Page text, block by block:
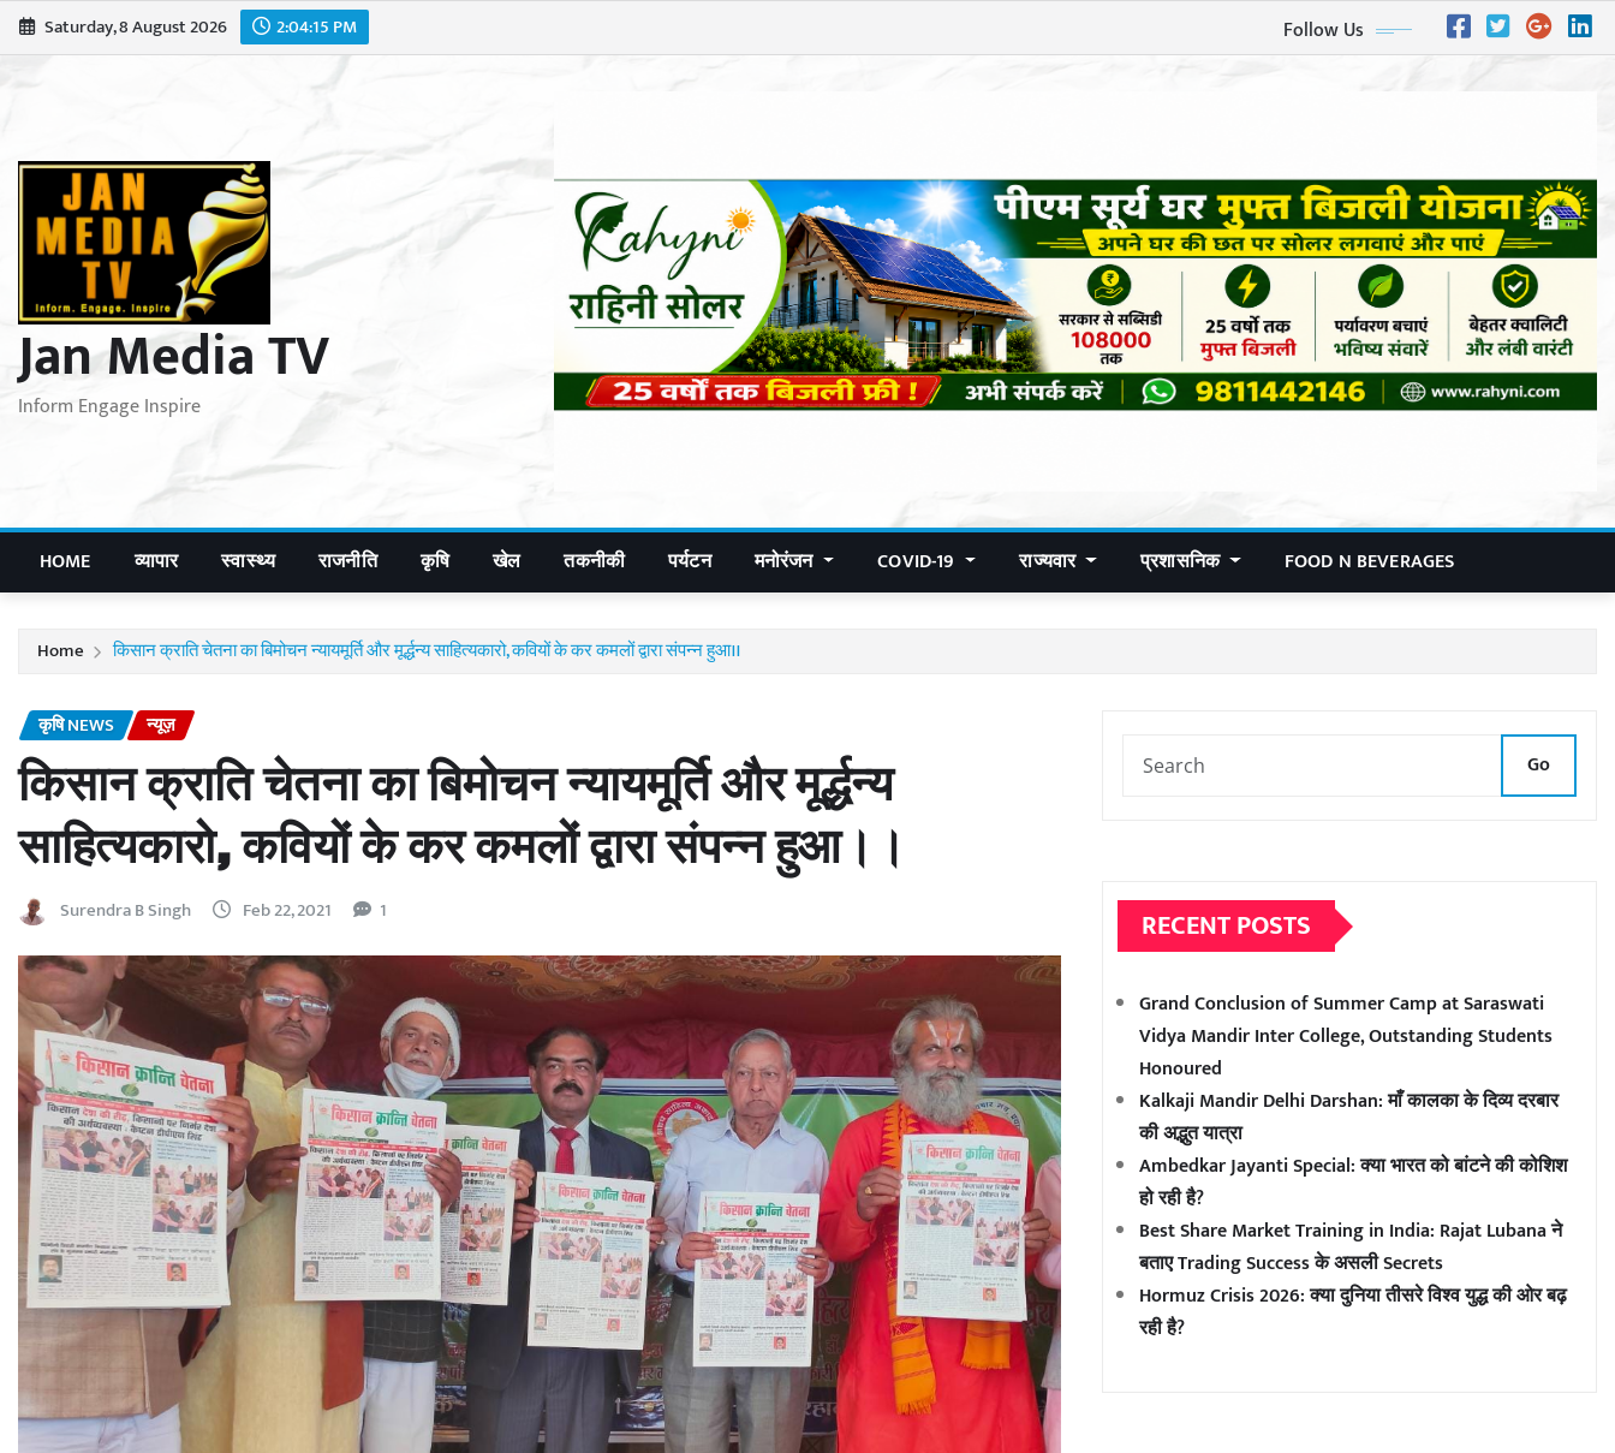
Skip
to
Saturday, 8 August 2026 2:04:17 PM Follow Us
Jan Media TV
Inform Engage Inspire
HOME व्यापार स्वास्थ्य राजनीति कृषि खेल तकनीकी पर्यटन मनोरंजन COVID-19 राज्यवार प्रशासनिक FOOD N BEVERAGES
Home किसान क्राति चेतना का बिमोचन न्यायमूर्ति और मूर्द्धन्य साहित्यकारो, कवियों के कर कमलों द्वारा संपन्न हुआ।।
कृषि NEWS न्यूज़
किसान क्राति चेतना का बिमोचन न्यायमूर्ति और मूर्द्धन्य
साहित्यकारो, कवियों के कर कमलों द्वारा संपन्न हुआ।।
Surendra B Singh Feb 22, 2021 1
Go
RECENT POSTS
Grand Conclusion of Summer Camp at Saraswati
Vidya Mandir Inter College, Outstanding Students
Honoured
Kalkaji Mandir Delhi Darshan: माँ कालका के दिव्य दरबार
की अद्भुत यात्रा
Ambedkar Jayanti Special: क्या भारत को बांटने की कोशिश
हो रही है?
Best Share Market Training in India: Rajat Lubana ने
बताए Trading Success के असली Secrets
Hormuz Crisis 2026: क्या दुनिया तीसरे विश्व युद्ध की ओर बढ़
रही है?